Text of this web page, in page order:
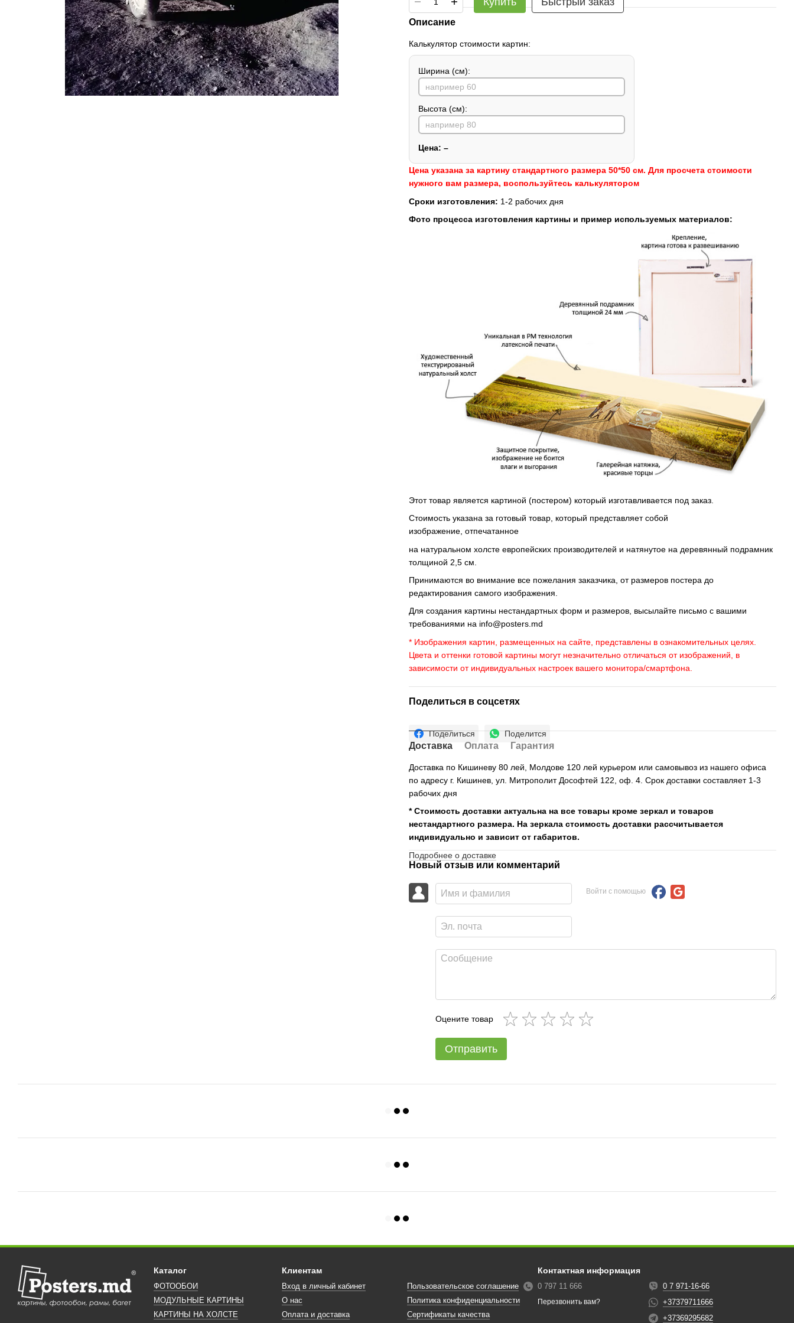
Описание
Калькулятор стоимости картин:
Ширина (см):
Высота (см):
Цена: –
Цена указана за картину стандартного размера 50*50 см. Для просчета стоимости
нужного вам размера, воспользуйтесь калькулятором
Сроки изготовления: 1-2 рабочих дня
Фото процесса изготовления картины и пример используемых материалов:
Этот товар является картиной (постером) который изготавливается под заказ.
Стоимость указана за готовый товар, который представляет собой
изображение, отпечатанное
на натуральном холсте европейских производителей и натянутое на деревянный подрамник
толщиной 2,5 см.
Принимаются во внимание все пожелания заказчика, от размеров постера до
редактирования самого изображения.
Для создания картины нестандартных форм и размеров, высылайте письмо c вашими
требованиями на info@posters.md
* Изображения картин, размещенных на сайте, представлены в ознакомительных целях.
Цвета и оттенки готовой картины могут незначительно отличаться от изображений, в
зависимости от индивидуальных настроек вашего монитора/смартфона.
Поделиться в соцсетях
Поделиться Поделится
Доставка Оплата Гарантия
Доставка по Кишиневу 80 лей, Молдове 120 лей курьером или самовывоз из нашего офиса
по адресу г. Кишинев, ул. Митрополит Дософтей 122, оф. 4. Срок доставки составляет 1-3
рабочих дня
* Стоимость доставки актуальна на все товары кроме зеркал и товаров
нестандартного размера. На зеркала стоимость доставки рассчитывается
индивидуально и зависит от габаритов.
Подробнее о доставке
Новый отзыв или комментарий
Войти с помощью
Оцените товар
Отправить
Каталог
ФОТООБОИ
МОДУЛЬНЫЕ КАРТИНЫ
КАРТИНЫ НА ХОЛСТЕ
Клиентам
Вход в личный кабинет
О нас
Оплата и доставка
Пользовательское соглашение
Политика конфиденциальности
Сертификаты качества
Контактная информация
0 797 11 666
Перезвонить вам?
0 7 971-16-66
+37379711666
+37369295682